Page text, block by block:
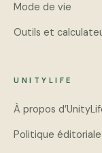
Mode de vie
Outils et
UNITYLIFE
À propos
Politique éditoriale